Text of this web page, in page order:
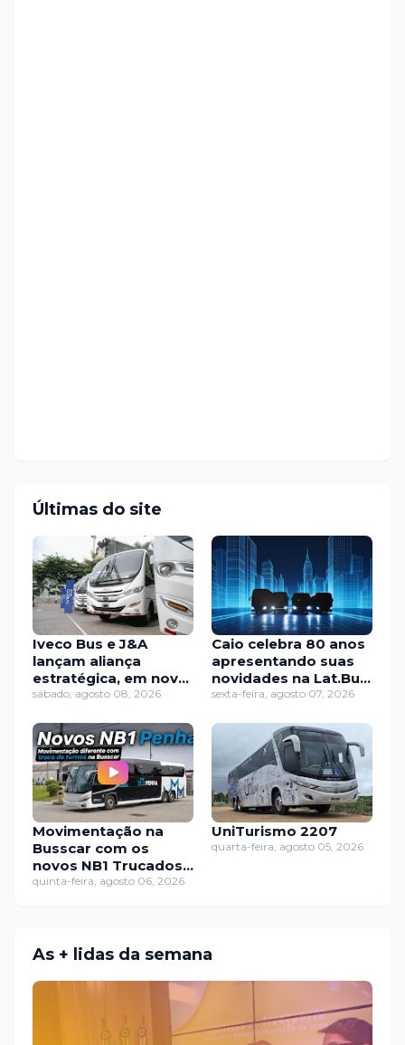
Últimas do site
Iveco Bus e J&A
lançam aliança
estratégica, em nova
etapa no transporte
sábado, agosto 08, 2026
Caio celebra 80 anos
apresentando suas
novidades na Lat.Bus
2026
sexta-feira, agosto 07, 2026
Movimentação na
Busscar com os
novos NB1 Trucados
da Penha
quinta-feira, agosto 06, 2026
UniTurismo 2207
quarta-feira, agosto 05, 2026
As + lidas da semana